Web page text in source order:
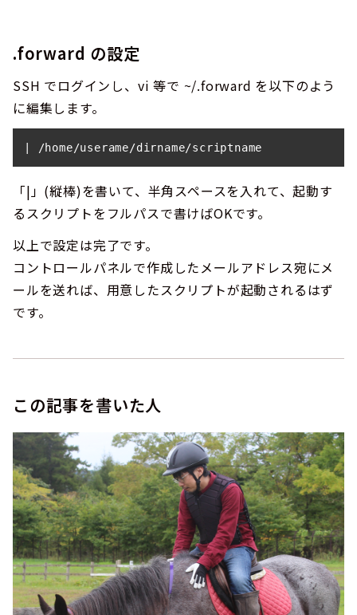
.forward の設定
SSH でログインし、vi 等で ~/.forward を以下のよう
に編集します。
| /home/userame/dirname/scriptname
「|」(縦棒)を書いて、半角スペースを入れて、起動す
るスクリプトをフルパスで書けばOKです。
以上で設定は完了です。
コントロールパネルで作成したメールアドレス宛にメ
ールを送れば、用意したスクリプトが起動されるはず
です。
この記事を書いた人